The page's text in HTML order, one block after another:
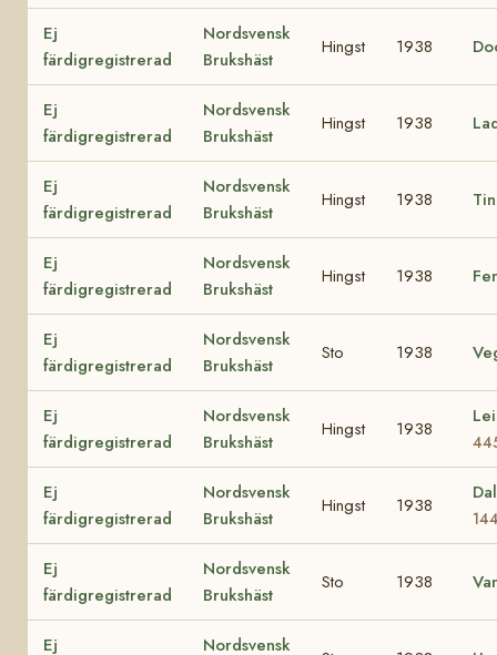
Ej
färdigregistrerad
Nordsvensk
Brukshäst
Hingst 1938
Ej
färdigregistrerad
Nordsvensk
Brukshäst
Hingst 1938
Ej
färdigregistrerad
Nordsvensk
Brukshäst
Hingst 1938
Ej
färdigregistrerad
Nordsvensk
Brukshäst
Hingst 1938
Ej
färdigregistrerad
Nordsvensk
Brukshäst
Sto 1938
Ej
färdigregistrerad
Nordsvensk
Brukshäst
Hingst 1938
Ej
färdigregistrerad
Nordsvensk
Brukshäst
Hingst 1938
Ej
färdigregistrerad
Nordsvensk
Brukshäst
Sto 1938
Ej
Nordsvensk